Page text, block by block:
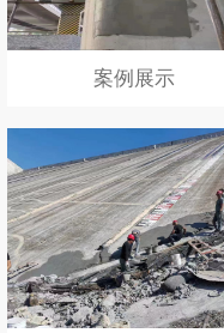
案例展示